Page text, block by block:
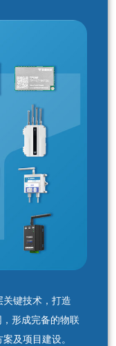
键技术，打造
形成完备的物联
及项目建设。